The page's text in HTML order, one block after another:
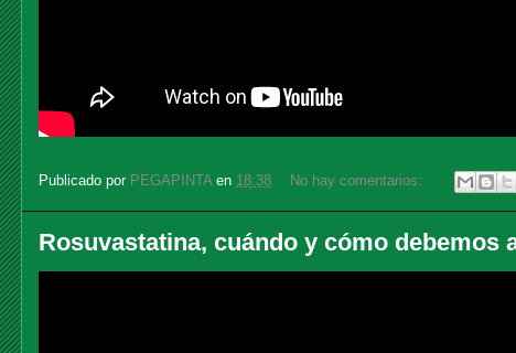
Publicado por PEGAPINTA en 18:38 No hay comentarios:
Rosuvastatina, cuándo y cómo